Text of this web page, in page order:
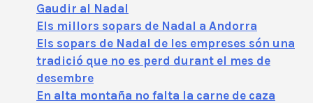
Gaudir al Nadal
Els millors sopars de Nadal a Andorra
Els sopars de Nadal de les empreses són una
tradició que no es perd durant el mes de
desembre
En alta montaña no falta la carne de caza